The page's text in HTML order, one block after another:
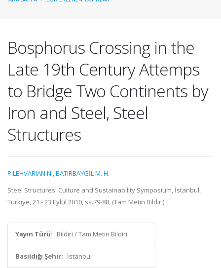
Bosphorus Crossing in the
Late 19th Century Attemps
to Bridge Two Continents by
Iron and Steel, Steel
Structures
PILEHVARIAN N.,BATIRBAYGİL M. H.
Steel Structures: Culture and Sustainability Symposium, İstanbul,
Türkiye, 21 - 23 Eylül 2010, ss.79-88, (Tam Metin Bildiri)
Yayın Türü: Bildiri / Tam Metin Bildiri
Basıldığı Şehir: İstanbul